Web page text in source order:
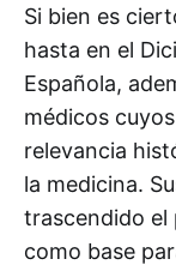
Si bien es
hasta en el
Española,
médicos
relevancia
la medicina.
trascendido el
como base